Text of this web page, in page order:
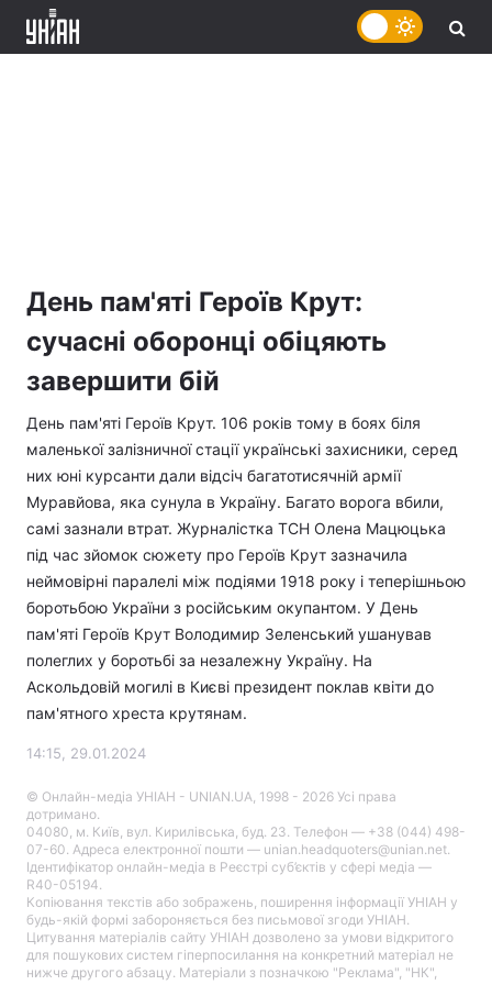
День пам'яті Героїв Крут:
сучасні оборонці обіцяють
завершити бій
День пам'яті Героїв Крут. 106 років тому в боях біля
маленької залізничної стації українські захисники, серед
них юні курсанти дали відсіч багатотисячній армії
Муравйова, яка сунула в Україну. Багато ворога вбили,
самі зазнали втрат. Журналістка ТСН Олена Мацюцька
під час зйомок сюжету про Героїв Крут зазначила
неймовірні паралелі між подіями 1918 року і теперішньою
боротьбою України з російським окупантом. У День
пам'яті Героїв Крут Володимир Зеленський ушанував
полеглих у боротьбі за незалежну Україну. На
Аскольдовій могилі в Києві президент поклав квіти до
пам'ятного хреста крутянам.
14:15, 29.01.2024
© Онлайн-медіа УНІАН - UNIAN.UA, 1998 - 2026 Усі права
дотримано.
04080, м. Київ, вул. Кирилівська, буд. 23. Телефон — +38 (044) 498-
07-60. Адреса електронної пошти — unian.headquoters@unian.net.
Ідентифікатор онлайн-медіа в Реєстрі суб’єктів у сфері медіа —
R40-05194.
Копіювання текстів або зображень, поширення інформації УНІАН у
будь-якій формі забороняється без письмової згоди УНІАН.
Цитування матеріалів сайту УНІАН дозволено за умови відкритого
для пошукових систем гіперпосилання на конкретний матеріал не
нижче другого абзацу. Матеріали з позначкою "Реклама", "НК",